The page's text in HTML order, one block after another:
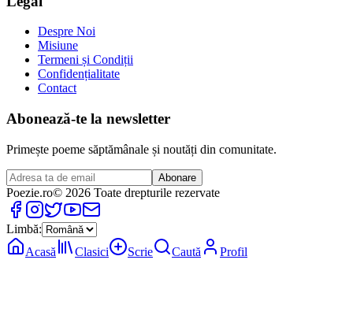
Despre Noi
Misiune
Termeni și Condiții
Confidențialitate
Contact
Abonează-te la newsletter
Primește poeme săptămânale și noutăți din comunitate.
Abonare
Poezie.ro© 2026 Toate drepturile rezervate
Limbă:
Acasă
Clasici Scrie Caută Profil